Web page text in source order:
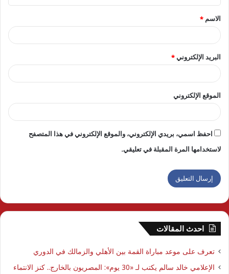
ق
*
الاسم *
البريد الإلكتروني*
الموقع الإلكتروني
احفظ اسمي، بريدي الإلكتروني، والموقع الإلكتروني في هذا المتصفح
لاستخدامها المرة المقبلة في تعليقي.
احدث المقالات
تعرف على موعد مباراة القمة بين الأهلي والزمالك في الدوري
الإعلامي خالد سالم يكتب لـ «30 يوم»: المصريون بالخارج.. كنز الانتماء